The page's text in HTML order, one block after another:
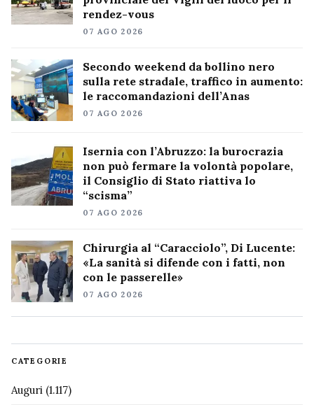
rendez-vous
07 AGO 2026
Secondo weekend da bollino nero
sulla rete stradale, traffico in aumento:
le raccomandazioni dell’Anas
07 AGO 2026
Isernia con l’Abruzzo: la burocrazia
non può fermare la volontà popolare,
il Consiglio di Stato riattiva lo
“scisma”
07 AGO 2026
Chirurgia al “Caracciolo”, Di Lucente:
«La sanità si difende con i fatti, non
con le passerelle»
07 AGO 2026
CATEGORIE
Auguri (1.117)